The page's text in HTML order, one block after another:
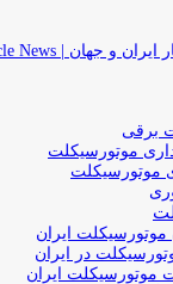
برقی
موتورسیکلت
موتورسیکلت
موتورسیکلت ایران
در ایران
موتورسیکلت ایران